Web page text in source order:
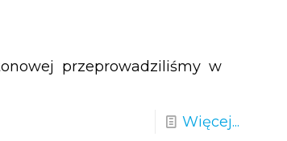
przeprowadziliśmy w
Więcej...